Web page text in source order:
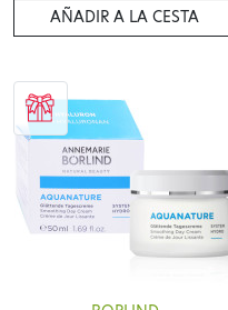
AÑADIR A LA CESTA